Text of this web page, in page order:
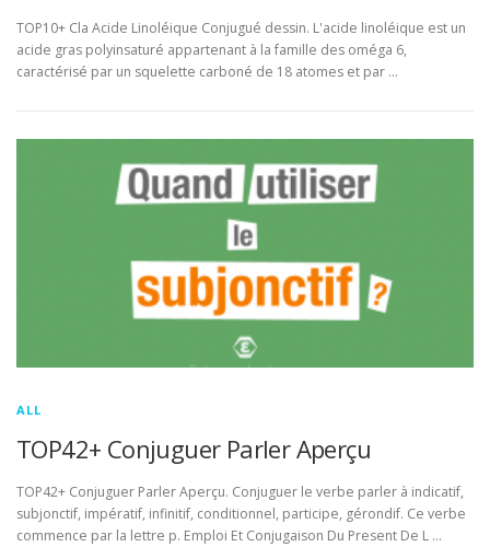
TOP10+ Cla Acide Linoléique Conjugué dessin. L'acide linoléique est un
acide gras polyinsaturé appartenant à la famille des oméga 6,
caractérisé par un squelette carboné de 18 atomes et par …
ALL
TOP42+ Conjuguer Parler Aperçu
TOP42+ Conjuguer Parler Aperçu. Conjuguer le verbe parler à indicatif,
subjonctif, impératif, infinitif, conditionnel, participe, gérondif. Ce verbe
commence par la lettre p. Emploi Et Conjugaison Du Present De L …